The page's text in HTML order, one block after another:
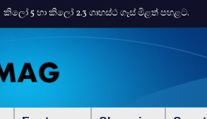
කිලෝ 5 හා කිලෝ 2.3 ගෘහස්ථ ගෑස් මිළත් පහළට.